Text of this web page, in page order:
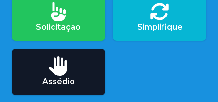
Solicitação Simplifique
Assédio